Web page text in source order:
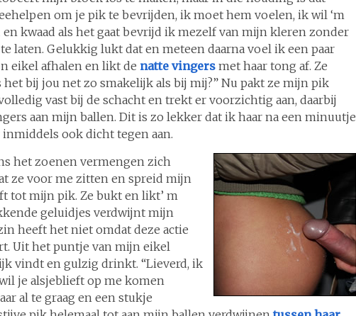
om je pik te bevrijden, ik moet hem voelen, ik wil ‘m
kwaad als het gaat bevrijd ik mezelf van mijn kleren zonder
laten. Gelukkig lukt dat en meteen daarna voel ik een paar
eikel afhalen en likt de natte vingers met haar tong af. Ze
het bij jou net zo smakelijk als bij mij?” Nu pakt ze mijn pik
vast bij de schacht en trekt er voorzichtig aan, daarbij
aan mijn ballen. Dit is zo lekker dat ik haar na een minuutje
ook dicht tegen aan.
het zoenen vermengen zich
ze voor me zitten en spreid mijn
tot mijn pik. Ze bukt en likt’ m
geluidjes verdwijnt mijn
heeft het niet omdat deze actie
Uit het puntje van mijn eikel
vindt en gulzig drinkt. “Lieverd, ik
je alsjeblieft op me komen
al te graag en een stukje